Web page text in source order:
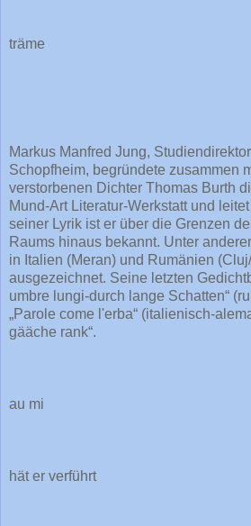
träme
Markus Manfred Jung,
Schopfheim, begründete zusammen
verstorbenen Dichter Thomas Burth
Mund-Art Literatur-Werkstatt und
seiner Lyrik ist er über die Grenzen
Raums hinaus bekannt. Unter
in Italien (Meran) und Rumänien
ausgezeichnet. Seine letzten
umbre lungi-durch lange Schatten“
„Parole come l'erba“ (italienisch-
gääche rank“.
au mi
hät er verführt